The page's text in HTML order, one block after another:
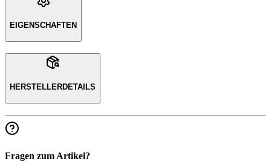
EIGENSCHAFTEN
HERSTELLERDETAILS
Fragen zum Artikel?